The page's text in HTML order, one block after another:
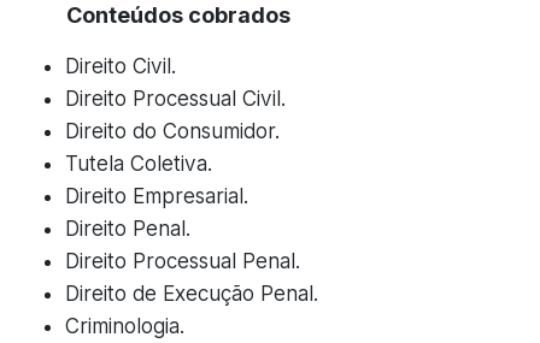
Conteúdos cobrados
Direito Civil.
Direito Processual Civil.
Direito do Consumidor.
Tutela Coletiva.
Direito Empresarial.
Direito Penal.
Direito Processual Penal.
Direito de Execução Penal.
Criminologia.